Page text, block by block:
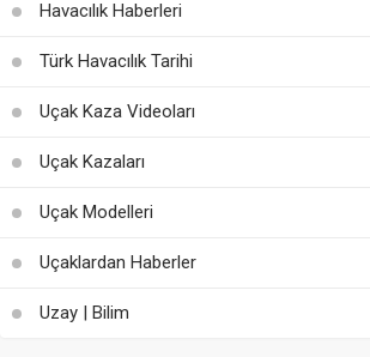
Havacılık Haberleri
Türk Havacılık Tarihi
Uçak Kaza Videoları
Uçak Kazaları
Uçak Modelleri
Uçaklardan Haberler
Uzay | Bilim